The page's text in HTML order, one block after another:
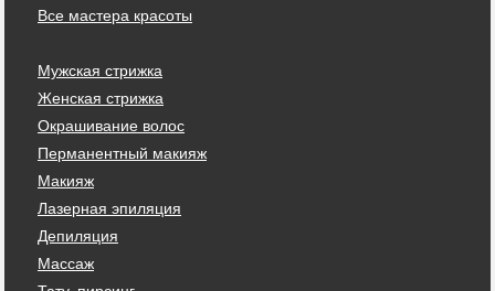
Все мастера красоты
Мужская стрижка
Женская стрижка
Окрашивание волос
Перманентный макияж
Макияж
Лазерная эпиляция
Депиляция
Массаж